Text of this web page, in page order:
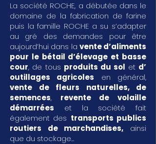
La société ROCHE, a débutée dans le
domaine de la fabrication de farine
puis la famille ROCHE a su s’adapter
au gré des demandes pour être
aujourd’hui dans la vente d’aliments
pour le bétail d’élevage et basse
cour, de tous produits du sol et d’
outillages agricoles en général,
vente de fleurs naturelles, de
semences, revente de volaille
démarrées et la société fait
également des transports publics
routiers de marchandises, ainsi
que du stockage...